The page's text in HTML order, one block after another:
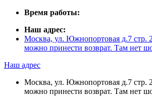
Время работы:
Наш адрес:
Москва, ул. Южнопортовая д.7 стр.
можно принести возврат. Там нет
Наш адрес
Москва, ул. Южнопортовая д.7 стр.
можно принести возврат. Там нет